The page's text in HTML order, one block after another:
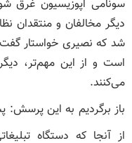
سونامی اپوزیسیون غرق
دیگر مخالفان و منتقدان
شد که نصیری خواستار
است و از این مهم‌تر،
می‌کنند.
باز برگردیم به این پرسش:
از آنجا که دستگاه